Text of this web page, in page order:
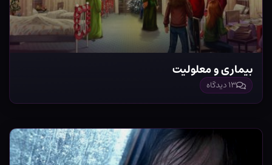
بیماری و معلولیت
۱۳ دیدگاه